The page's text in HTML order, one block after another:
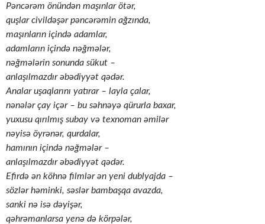
Pəncərəm önündən maşınlar ötər,
quşlar civildəşər pəncərəmin ağzında,
maşınların içində adamlar,
adamların içində nəğmələr,
nəğmələrin sonunda sükut –
anlaşılmazdır əbədiyyət qədər.
Analar uşaqlarını yatırar – layla çalar,
nənələr çay içər – bu səhnəyə qürurla baxar,
yuxusu qırılmış subay və texnoman əmilər
nəyisə öyrənər, qurdalar,
hamının içində nəğmələr –
anlaşılmazdır əbədiyyət qədər.
Efirdə ən köhnə filmlər ən yeni dublyajda –
sözlər həminki, səslər bambaşqa avazda,
sanki nə isə dəyişər,
qəhrəmanlarsa yenə də körpələr,